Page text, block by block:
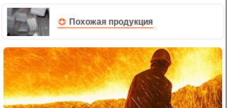
Похожая продукция